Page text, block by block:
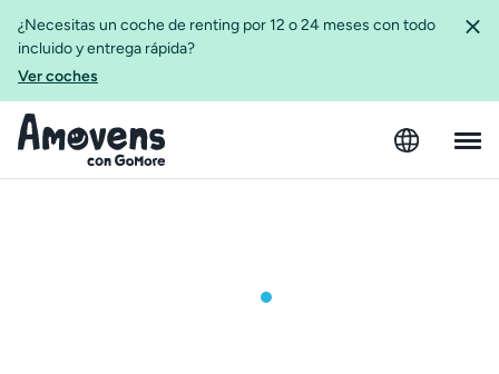
¿Necesitas un coche de renting por 12 o 24 meses con todo
incluido y entrega rápida?
Ver coches